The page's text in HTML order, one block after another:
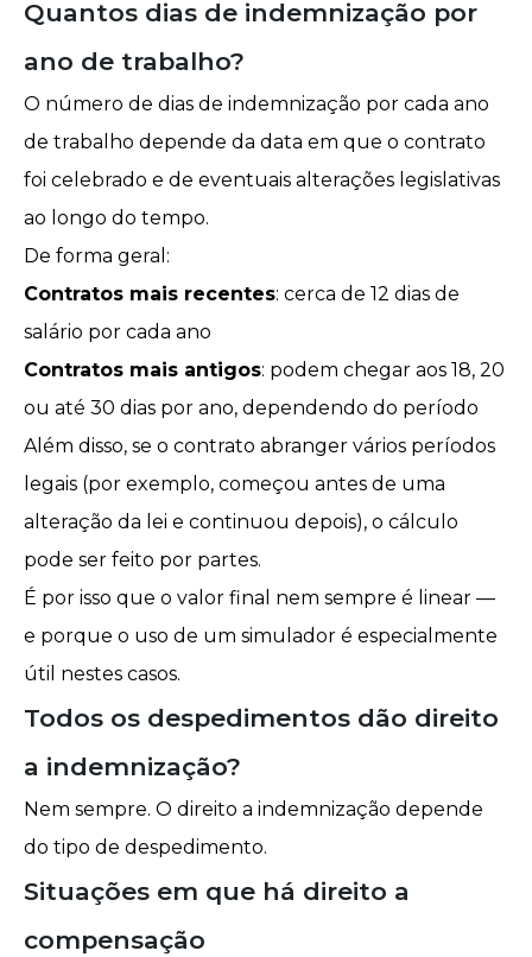
Quantos dias de indemnização por
ano de trabalho?
O número de dias de indemnização por cada ano
de trabalho depende da data em que o contrato
foi celebrado e de eventuais alterações legislativas
ao longo do tempo.
De forma geral:
Contratos mais recentes: cerca de 12 dias de
salário por cada ano
Contratos mais antigos: podem chegar aos 18, 20
ou até 30 dias por ano, dependendo do período
Além disso, se o contrato abranger vários períodos
legais (por exemplo, começou antes de uma
alteração da lei e continuou depois), o cálculo
pode ser feito por partes.
É por isso que o valor final nem sempre é linear —
e porque o uso de um simulador é especialmente
útil nestes casos.
Todos os despedimentos dão direito
a indemnização?
Nem sempre. O direito a indemnização depende
do tipo de despedimento.
Situações em que há direito a
compensação